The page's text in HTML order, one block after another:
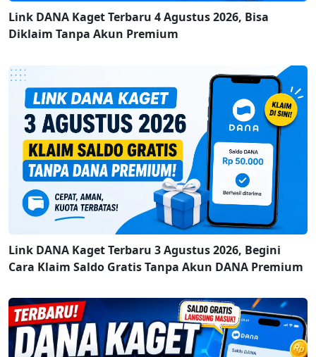
Link DANA Kaget Terbaru 4 Agustus 2026, Bisa
Diklaim Tanpa Akun Premium
Link DANA Kaget Terbaru 3 Agustus 2026, Begini
Cara Klaim Saldo Gratis Tanpa Akun DANA Premium